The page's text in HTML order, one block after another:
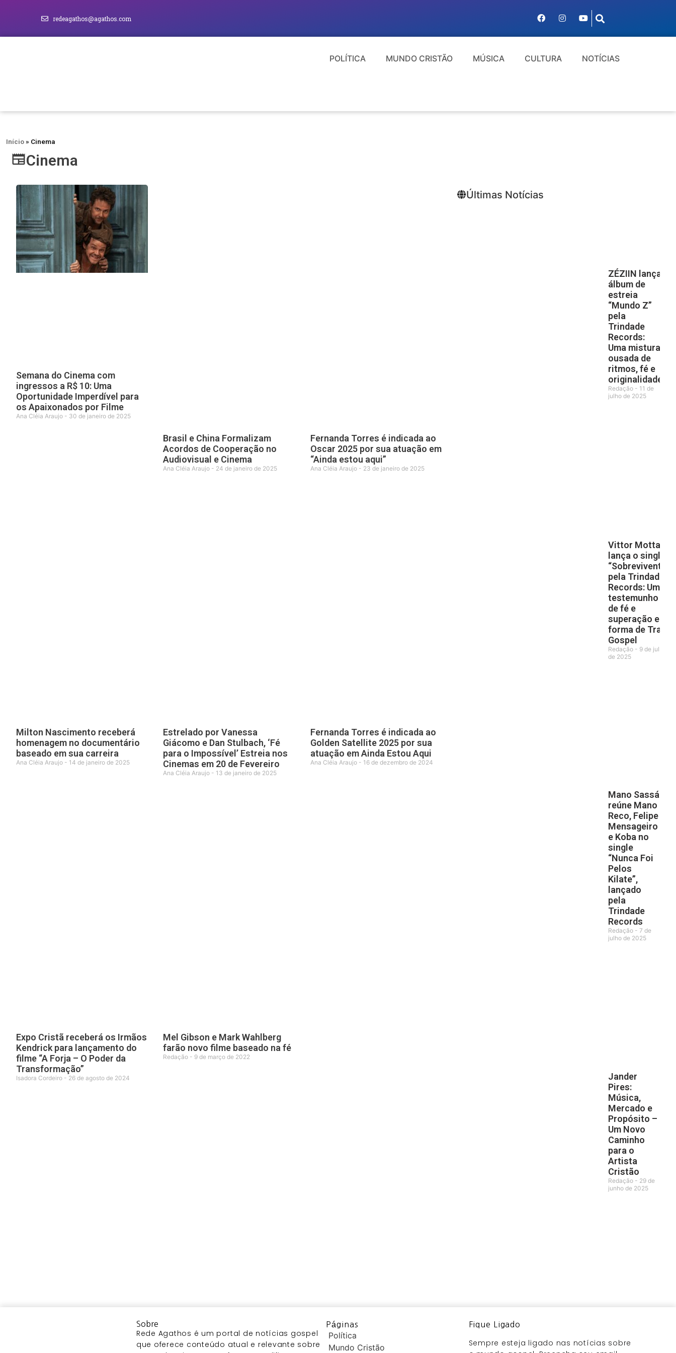
redeagathos@agathos.com
POLÍTICA MUNDO CRISTÃO MÚSICA CULTURA NOTÍCIAS
Início» Cinema
Cinema
Semana do Cinema com
ingressos a R$ 10: Uma
Oportunidade Imperdível para
os Apaixonados por Filme
Ana Cléia Araujo 30 de janeiro de 2025
Brasil e China Formalizam
Acordos de Cooperação no
Audiovisual e Cinema
Ana Cléia Araujo 24 de janeiro de 2025
Fernanda Torres é indicada ao
Oscar 2025 por sua atuação em
“Ainda estou aqui”
Ana Cléia Araujo 23 de janeiro de 2025
Milton Nascimento receberá
homenagem no documentário
baseado em sua carreira
Ana Cléia Araujo 14 de janeiro de 2025
Estrelado por Vanessa
Giácomo e Dan Stulbach, ‘Fé
para o Impossível’ Estreia nos
Cinemas em 20 de Fevereiro
Ana Cléia Araujo 13 de janeiro de 2025
Fernanda Torres é indicada ao
Golden Satellite 2025 por sua
atuação em Ainda Estou Aqui
Ana Cléia Araujo 16 de dezembro de 2024
Expo Cristã receberá os Irmãos
Kendrick para lançamento do
filme “A Forja – O Poder da
Transformação”
Isadora Cordeiro 26 de agosto de 2024
Mel Gibson e Mark Wahlberg
farão novo filme baseado na fé
Redação 9 de março de 2022
Últimas Notícias
ZÉZIIN lança
álbum de
estreia
“Mundo Z”
pela
Trindade
Records:
Uma mistura
ousada de
ritmos, fé e
originalidade
Redação
11 de
julho de 2025
Vittor Motta
lança o single
“Sobrevivente”
pela Trindade
Records: Um
testemunho
de fé e
superação em
forma de Trap
Gospel
Redação
9 de julho
de 2025
Mano Sassá
reúne Mano
Reco, Felipe
Mensageiro
e Koba no
single
“Nunca Foi
Pelos
Kilate”,
lançado
pela
Trindade
Records
Redação
7 de
julho de 2025
Jander
Pires:
Música,
Mercado e
Propósito –
Um Novo
Caminho
para o
Artista
Cristão
Redação
29 de
junho de 2025
Sobre
Rede Agathos é um portal de notícias gospel
que oferece conteúdo atual e relevante sobre
Páginas
Política
Mundo Cristão
Fique Ligado
Sempre esteja ligado nas notícias sobre